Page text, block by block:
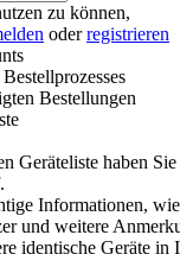
zu können,
oderregistrieren
Bestellungen
Geräteliste haben
Informationen,
und weitere
identische Geräte in